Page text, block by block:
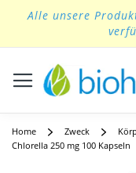
to
Alle unsere
Home Zweck
Chlorella 250 mg 100 Kapseln